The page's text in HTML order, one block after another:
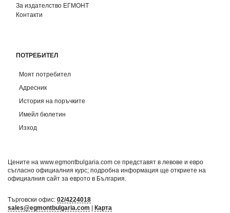
За издателство ЕГМОНТ
Контакти
ПОТРЕБИТЕЛ
Моят потребител
Адресник
История на поръчките
Имейл бюлетин
Изход
Цените на www.egmontbulgaria.com се представят в левове и евро
съгласно официалния курс; подробна информация ще откриете на
официалния сайт за еврото в България
Търговски офис: 02/4224018
sales@egmontbulgaria.com
Карта